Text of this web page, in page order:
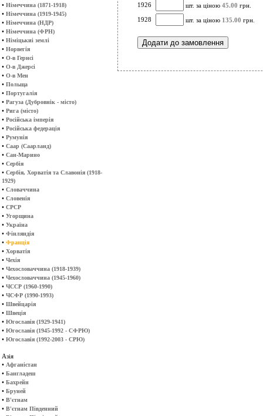
• Німеччина (1871-1918)
• Німеччина (1919-1945)
• Німеччина (НДР)
• Німеччина (ФРН)
• Німіцькиі землі
• Норвегія
• О-в Гернсі
• О-в Джерсі
• О-в Мен
• Польща
• Португалія
• Рагуза (Дубровнік - місто)
• Рига (місто)
• Російська імперія
• Російська федерація
• Румунія
• Саар (Саарланд)
• Сан-Марино
• Сербія
• Сербія, Хорватія та Славонія (1918-
1929)
• Словаччина
• Словенія
• СРСР
• Угорщина
• Україна
• Фінляндія
• Франція
• Хорватія
• Чехія
• Чехословаччина (1918-1939)
• Чехословаччина (1945-1960)
• ЧССР (1960-1990)
• ЧСФР (1990-1993)
• Швейцарія
• Швеція
• Югославія (1929-1941)
• Югославія (1945-1992 - СФРЮ)
• Югославія (1992-2003 - СРЮ)
Азія
• Афганістан
• Бангладеш
• Бахрейн
• Бруней
• В'єтнам
• В'єтнам Південний
1926
шт. за ціною 45.00 грн.
1928
шт. за ціною 135.00 грн.